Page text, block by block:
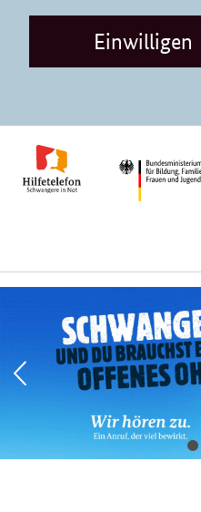
Einwilligen